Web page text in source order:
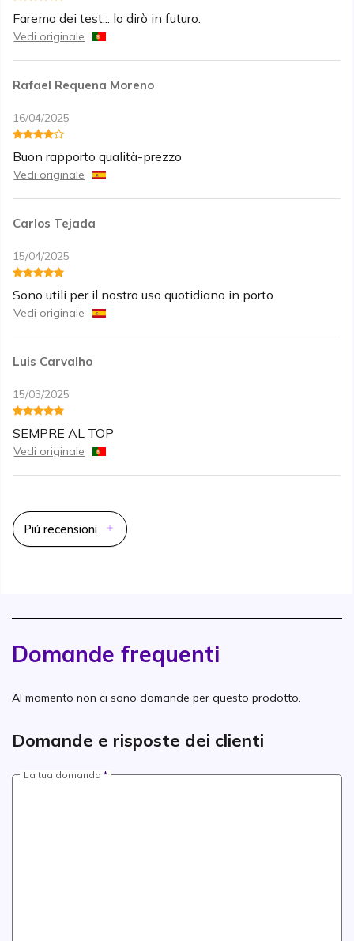
Faremo dei test... lo dirò in futuro.
Vedi originale
Rafael Requena Moreno
16/04/2025
Buon rapporto qualità-prezzo
Vedi originale
Carlos Tejada
15/04/2025
Sono utili per il nostro uso quotidiano in porto
Vedi originale
Luis Carvalho
15/03/2025
SEMPRE AL TOP
Vedi originale
Piú recensioni
Domande frequenti
Al momento non ci sono domande per questo prodotto.
Domande e risposte dei clienti
La tua domanda